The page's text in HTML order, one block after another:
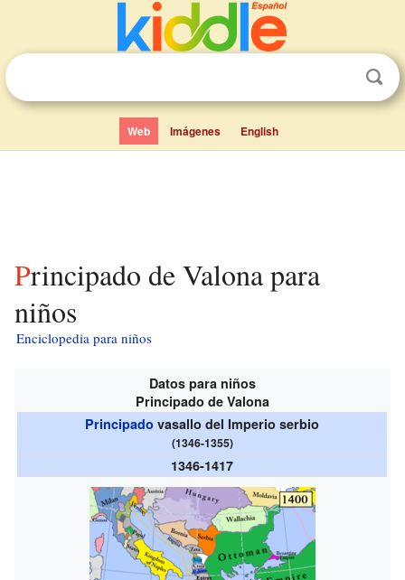
Web Imágenes English
Principado de Valona para
niños
Enciclopedia para niños
Datos para niños
Principado de Valona
Principado vasallo del Imperio serbio
(1346-1355)
1346-1417